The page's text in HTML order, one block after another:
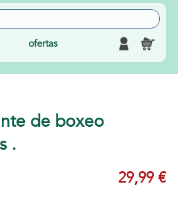
ofertas
de boxeo
.
29,99 €